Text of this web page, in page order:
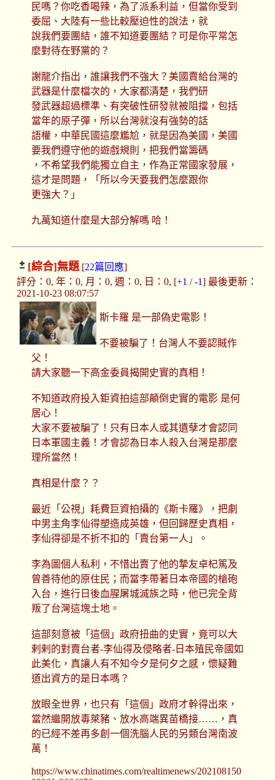
民嗎？你吃香喝辣，為了派系利益，但當你受到
委屈、大陸有一些比較壓迫性的說法，就
說我們要團結，誰不知道要團結？可是你平常怎
麼對待在野黨的？
謝龍介指出，誰讓我們不強大？美國賣給台灣的
武器是什麼檔次的，大家都清楚，我們研
發武器超過標準、有突破性研發就被阻擋，包括
當年的原子彈，所以台灣就沒有強勢的話
語權，中華民國這麼尷尬，就是因為美國，美國
要我們遵守他的遊戲規則，把我們當籌碼
，不希望我們能獨立自主，作為正常國家發展，
這才是問題，「所以今天要我們怎麼跟你
更強大？」
九萬知道什麼是大部分解嗎 哈！
[綜合]無題[22篇回應]
評分：0, 年：0, 月：0, 週：0, 日：0, [+1 /-1] 最後更新：
2021-10-23 08:07:57
斯卡羅 是一部偽史電影！
不要被騙了！台灣人不要認賊作
父！
請大家聽一下高金委員揭開史實的真相！
不知道政府投入鉅資拍這部顛倒史實的電影 是何
居心！
大家不要被騙了！只有日本人或其遺孽才會認同
日本軍國主義！才會認為日本人殺入台灣是那麼
理所當然！
真相是什麼？？
最近「公視」耗費巨資拍攝的《斯卡羅》，把劇
中男主角李仙得塑造成英雄，但回歸歷史真相，
李仙得卻是不折不扣的「賣台第一人」。
李為圖個人私利，不惜出賣了他的摯友卓杞篤及
曾善待他的原住民；而當李帶著日本帝國的槍砲
入台，進行日後血腥屠城滅族之時，他已完全背
叛了台灣這塊土地。
這部刻意被「這個」政府扭曲的史實，竟可以大
剌剌的對賣台者-李仙得及侵略者-日本殖民帝國如
此美化，真讓人有不知今夕是何夕之感，懷疑難
道出資方的是日本嗎？
放眼全世界，也只有「這個」政府才幹得出來，
當然繼開放毒萊豬、放水高端異苗橋接……，真
的已經不差再多創一個洗腦人民的另類台灣南波
萬！
https://www.chinatimes.com/realtimenews/202108150